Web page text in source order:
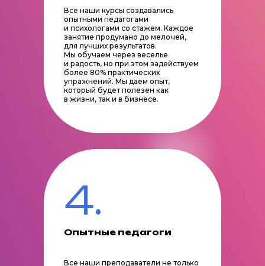
Все наши курсы создавались
опытными педагогами
и психологами со стажем. Каждое
занятие продумано до мелочей,
для лучших результатов.
Мы обучаем через веселье
и радость, но при этом задействуем
более 80% практических
упражнений. Мы даем опыт,
который будет полезен как
в жизни, так и в бизнесе.
Все наши преподаватели не только
Опытные педагоги
4.